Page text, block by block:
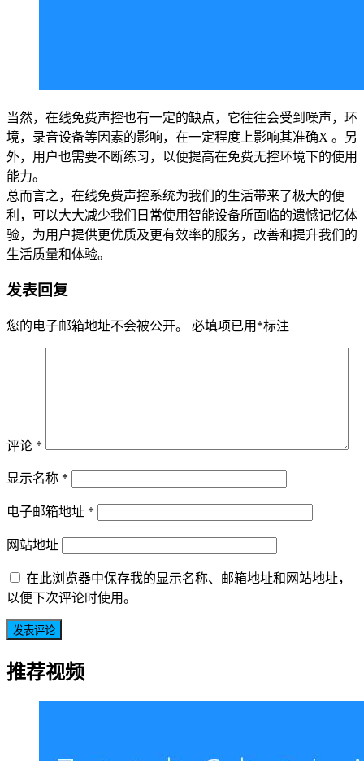
当然，在线免费声控也有一定的缺点，它往往会受到噪声，环
境，录音设备等因素的影响，在一定程度上影响其准确X 。另
外，用户也需要不断练习，以便提高在免费无控环境下的使用
能力。
总而言之，在线免费声控系统为我们的生活带来了极大的便
利，可以大大减少我们日常使用智能设备所面临的遗憾记忆体
验，为用户提供更优质及更有效率的服务，改善和提升我们的
生活质量和体验。
发表回复
您的电子邮箱地址不会被公开。 必填项已用 *标注
评论 *
显示名称 *
电子邮箱地址 *
网站地址
在此浏览器中保存我的显示名称、邮箱地址和网站地址，
以便下次评论时使用。
推荐视频